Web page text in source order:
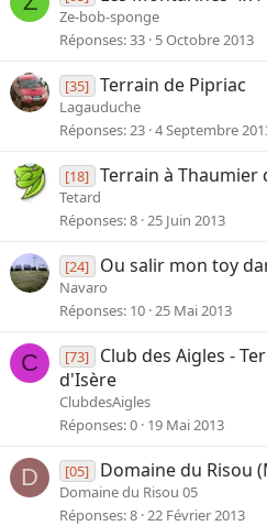
Ze-bob-sponge
Réponses 33 5 Octobre 2013
[35] Terrain de Pipriac
Lagauduche
Réponses 23 4 Septembre
[18] Terrain à Thaumier
Tetard
Réponses 8 25 Juin 2013
[24] Ou salir mon toy
Navaro
Réponses 10 25 Mai 2013
C [73]
Club des Aigles -
d'Isère
ClubdesAigles
Réponses 0 19 Mai 2013
D [05] Domaine du Risou
Domaine du Risou 05
Réponses 8 22 Février 2013